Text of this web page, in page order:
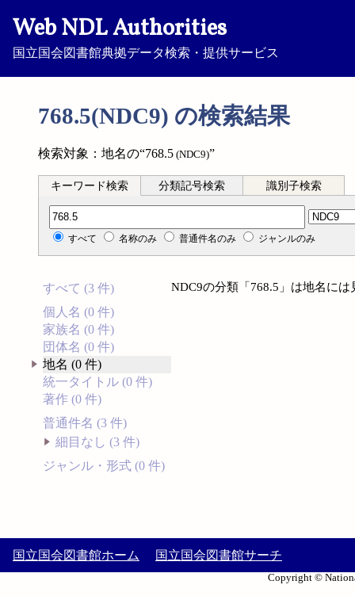
Web NDL Authorities
国立国会図書館典拠データ検索・提供サービス
768.5(NDC9) の検索結果
検索対象：地名の“768.5 (NDC9)”
キーワード検索 分類記号検索 識別子検索
分類記号検索
すべて 名称のみ 普通件名のみ ジャンルのみ
すべて (3 件)
個人名 (0 件)
家族名 (0 件)
団体名 (0 件)
地名 (0 件)
統一タイトル (0 件)
著作 (0 件)
普通件名 (3 件)
細目なし (3 件)
ジャンル・形式 (0 件)
NDC9の分類「768.5」は地名に
国立国会図書館ホーム 国立国会図書館サーチ
Copyright ©